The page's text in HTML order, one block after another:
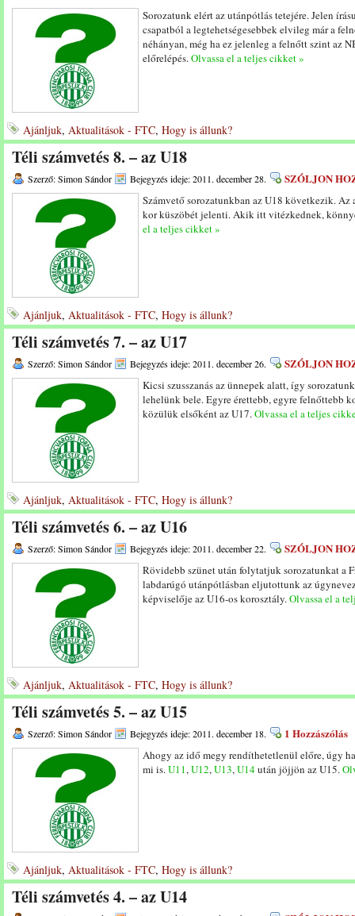
Sorozatunk elért az utánpótlás tetejére. Jelen
csapatból a legtehetségesebbek elvileg már a
néhányan, még ha ez jelenleg a felnőtt szint az
előrelépés.Olvassa el a teljes cikket »
Ajánljuk, Aktualitások - FTC, Hogy is állunk?
Téli számvetés 8. – az U18
Szerző: Simon Sándor Bejegyzés ideje: 2011. december 28. SZÓLJON
Számvető sorozatunkban az U18 következik.
kor küszöbét jelenti. Akik itt vitézkednek,
el a teljes cikket »
Ajánljuk, Aktualitások - FTC, Hogy is állunk?
Téli számvetés 7. – az U17
Szerző: Simon Sándor Bejegyzés ideje: 2011. december 26. SZÓLJON
Kicsi szusszanás az ünnepek alatt, így
lehelünk bele. Egyre érettebb, egyre felnőttebb
közülük elsőként az U17.Olvassa el a teljes
Ajánljuk, Aktualitások - FTC, Hogy is állunk?
Téli számvetés 6. – az U16
Szerző: Simon Sándor Bejegyzés ideje: 2011. december 22. SZÓLJON
Rövidebb szünet után folytatjuk sorozatunkat a
labdarúgó utánpótlásban eljutottunk az
képviselője az U16-os korosztály.Olvassa el a
Ajánljuk, Aktualitások - FTC, Hogy is állunk?
Téli számvetés 5. – az U15
Szerző: Simon Sándor Bejegyzés ideje: 2011. december 18. 1 Hozzászólás
Ahogy az idő megy rendíthetetlenül előre, úgy
mi is.U11,U12,U13,U14után jöjjön az U15.
Ajánljuk, Aktualitások - FTC, Hogy is állunk?
Téli számvetés 4. – az U14